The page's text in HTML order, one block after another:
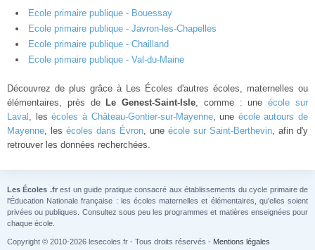
Ecole primaire publique - Bouessay
Ecole primaire publique - Javron-les-Chapelles
Ecole primaire publique - Chailland
Ecole primaire publique - Val-du-Maine
Découvrez de plus grâce à Les Écoles d'autres écoles, maternelles ou
élémentaires, près de Le Genest-Saint-Isle, comme : uneécole sur
Laval , lesécoles à Château-Gontier-sur-Mayenne, une école autours de
Mayenne, les écoles dans Évron, une école sur Saint-Berthevin, afin d'y
retrouver les données recherchées.
Les Écoles .frest un guide pratique consacré aux établissements du cycle primaire de
l'Éducation Nationale française : les écoles maternelles et élémentaires, qu'elles soient
privées ou publiques. Consultez sous peu les programmes et matières enseignées pour
chaque école.
Copyright © 2010-2026 lesecoles.fr - Tous droits réservés - Mentions légales